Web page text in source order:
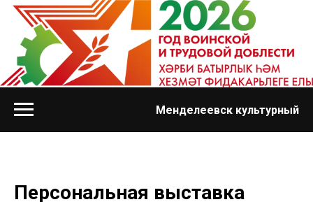
Менделеевск культурный
Персональная выставка